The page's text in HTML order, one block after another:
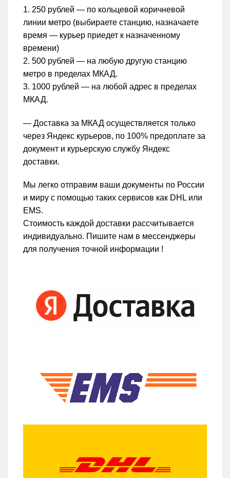
1. 250 рублей — по кольцевой коричневой
линии метро (выбираете станцию, назначаете
время — курьер приедет к назначенному
времени)
2. 500 рублей — на любую другую станцию
метро в пределах МКАД.
3. 1000 рублей — на любой адрес в пределах
МКАД.
— Доставка за МКАД осуществляется только
через Яндекс курьеров, по 100% предоплате за
документ и курьерскую службу Яндекс
доставки.
Мы легко отправим ваши документы по России
и миру с помощью таких сервисов как DHL или
EMS.
Стоимость каждой доставки рассчитывается
индивидуально. Пишите нам в мессенджеры
для получения точной информации !